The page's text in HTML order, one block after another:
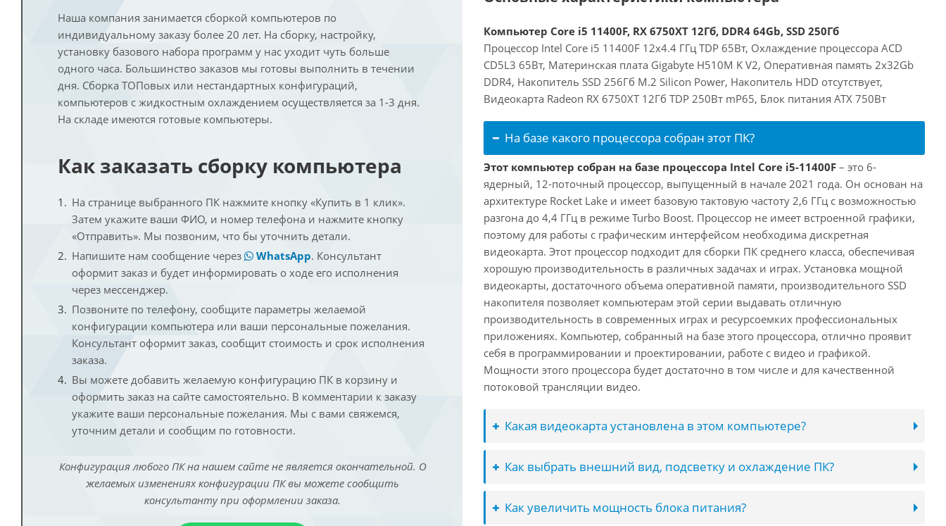
Наша компания занимается сборкой компьютеров по
индивидуальному заказу более 20 лет. На сборку, настройку,
установку базового набора программ у нас уходит чуть больше
одного часа. Большинство заказов мы готовы выполнить в течении
дня. Сборка ТОПовых или нестандартных конфигураций,
компьютеров с жидкостным охлаждением осуществляется за 1-3 дня.
На складе имеются готовые компьютеры.
Как заказать сборку компьютера
На странице выбранного ПК нажмите кнопку «Купить в 1 клик».
Затем укажите ваши ФИО, и номер телефона и нажмите кнопку
«Отправить». Мы позвоним, что бы уточнить детали.
Напишите нам сообщение через
WhatsApp. Консультант
оформит заказ и будет информировать о ходе его исполнения
через мессенджер.
Позвоните по телефону, сообщите параметры желаемой
конфигурации компьютера или ваши персональные пожелания.
Консультант оформит заказ, сообщит стоимость и срок исполнения
заказа.
Вы можете добавить желаемую конфигурацию ПК в корзину и
оформить заказ на сайте самостоятельно. В комментарии к заказу
укажите ваши персональные пожелания. Мы с вами свяжемся,
уточним детали и сообщим по готовности.
Конфигурация любого ПК на нашем сайте не является окончательной. О
желаемых изменениях конфигурации ПК вы можете сообщить
консультанту при оформлении заказа.
Компьютер Core i5 11400F, RX 6750XT 12Гб, DDR4 64Gb, SSD 250Гб
Процессор Intel Core i5 11400F 12x4.4 ГГц TDP 65Вт, Охлаждение процессора ACD
CD5L3 65Вт, Материнская плата Gigabyte H510M K V2, Оперативная память 2x32Gb
DDR4, Накопитель SSD 256Гб M.2 Silicon Power, Накопитель HDD отсутствует,
Видеокарта Radeon RX 6750XT 12Гб TDP 250Вт mP65, Блок питания ATX 750Вт
На базе какого процессора собран этот ПК?
Этот компьютер собран на базе процессора Intel Core i5-11400F – это 6-
ядерный, 12-поточный процессор, выпущенный в начале 2021 года. Он основан на
архитектуре Rocket Lake и имеет базовую тактовую частоту 2,6 ГГц с возможностью
разгона до 4,4 ГГц в режиме Turbo Boost. Процессор не имеет встроенной графики,
поэтому для работы с графическим интерфейсом необходима дискретная
видеокарта. Этот процессор подходит для сборки ПК среднего класса, обеспечивая
хорошую производительность в различных задачах и играх. Установка мощной
видеокарты, достаточного объема оперативной памяти, производительного SSD
накопителя позволяет компьютерам этой серии выдавать отличную
производительность в современных играх и ресурсоемких профессиональных
приложениях. Компьютер, собранный на базе этого процессора, отлично проявит
себя в программировании и проектировании, работе с видео и графикой.
Мощности этого процессора будет достаточно в том числе и для качественной
потоковой трансляции видео.
Какая видеокарта установлена в этом компьютере?
Как выбрать внешний вид, подсветку и охлаждение ПК?
Как увеличить мощность блока питания?